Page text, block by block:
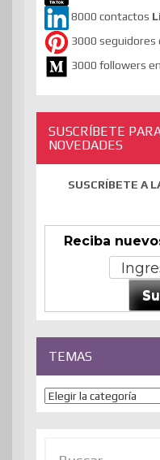
8000 contactos
3000 seguidores
3000 followers en
SUSCRÍBETE
NOVEDADES
SUSCRÍBETE A
Reciba
TEMAS
Temas